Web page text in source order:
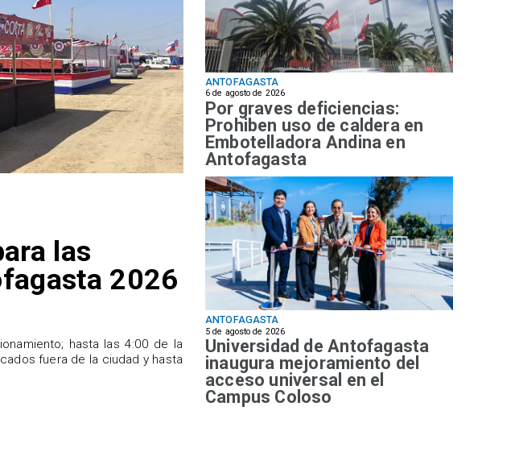
las
2026
hasta las 4:00 de la
fuera de la ciudad y hasta
ANTOFAGASTA
6 de agosto de 2026
Por graves deficiencias:
Prohiben uso de caldera en
Embotelladora Andina en
Antofagasta
ANTOFAGASTA
5 de agosto de 2026
Universidad de Antofagasta
inaugura mejoramiento del
acceso universal en el
Campus Coloso